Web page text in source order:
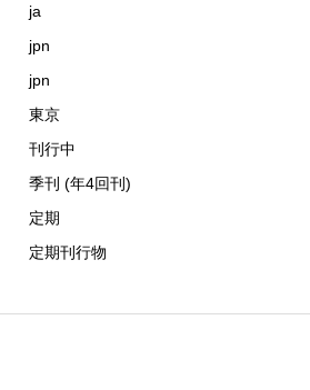
ja
jpn
jpn
東京
刊行中
季刊 (年4回刊)
定期
定期刊行物